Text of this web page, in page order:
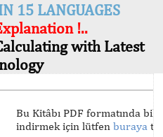
15 LANGUAGES
!..
with Latest
Bu Kitâbı PDF formatında
indirmek için lütfen buraya